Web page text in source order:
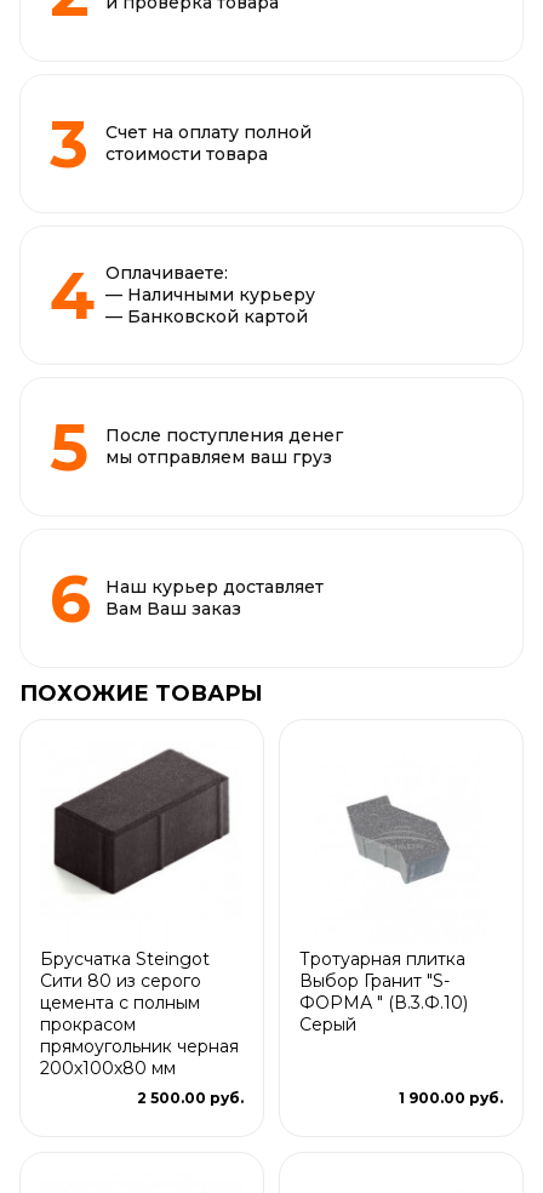
Счет на оплату полной
стоимости товара
Оплачиваете:
— Наличными курьеру
— Банковской картой
После поступления денег
мы отправляем ваш груз
Наш курьер доставляет
Вам Ваш заказ
ПОХОЖИЕ ТОВАРЫ
Брусчатка Steingot
Сити 80 из серого
цемента с полным
прокрасом
прямоугольник черная
200х100х80 мм
2 500.00 руб.
Тротуарная плитка
Выбор Гранит "S-
ФОРМА " (В.3.Ф.10)
Серый
1 900.00 руб.